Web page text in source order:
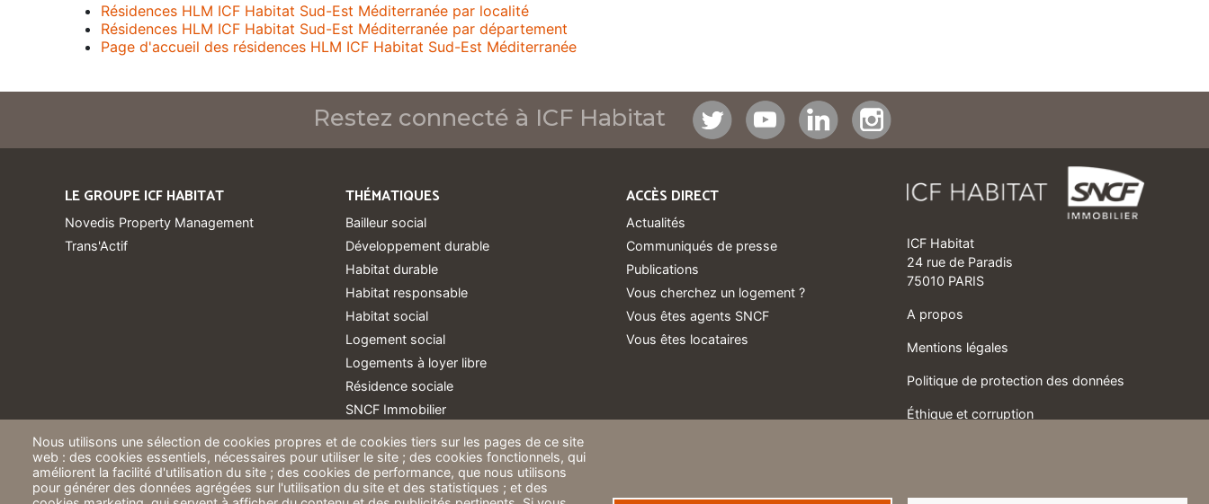
Résidences HLM ICF Habitat Sud-Est Méditerranée par localité
Résidences HLM ICF Habitat Sud-Est Méditerranée par département
Page d'accueil des résidences HLM ICF Habitat Sud-Est Méditerranée
Nous utilisons une sélection de cookies propres et de cookies tiers sur les pages de ce site
web : des cookies essentiels, nécessaires pour utiliser le site ; des cookies fonctionnels, qui
améliorent la facilité d'utilisation du site ; des cookies de performance, que nous utilisons
pour générer des données agrégées sur l'utilisation du site et des statistiques ; et des
Restez connecté à ICF Habitat
LE GROUPE ICF HABITAT
Novedis Property Management
Trans'Actif
THÉMATIQUES
Bailleur social
Développement durable
Habitat durable
Habitat responsable
Habitat social
Logement social
Logements à loyer libre
Résidence sociale
SNCF Immobilier
ACCÈS DIRECT
Actualités
Communiqués de presse
Publications
Vous cherchez un logement ?
Vous êtes agents SNCF
Vous êtes locataires
ICF Habitat
24 rue de Paradis
75010 PARIS
A propos
Mentions légales
Politique de protection des données
Éthique et corruption